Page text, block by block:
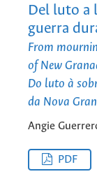
Del luto a
guerra
From
of New
Do luto à
da Nova
Angie
PDF